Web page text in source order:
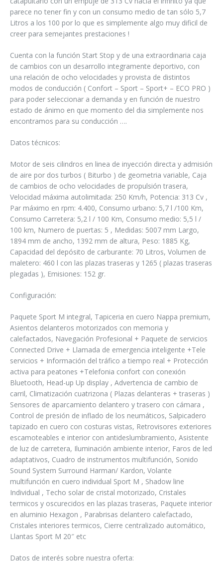
parece no tener fin y con un consumo medio de tan sólo 5,7
Litros a los 100 por lo que es simplemente algo muy dificil de
creer para semejantes prestaciones !
Cuenta con la función Start Stop y de una extraordinaria caja
de cambios con un desarrollo integramente deportivo, con
una relación de ocho velocidades y provista de distintos
modos de conducción ( Confort – Sport – Sport+ – ECO PRO )
para poder seleccionar a demanda y en función de nuestro
estado de ánimo en que momento del dia simplemente nos
encontramos para su conducción ….
Datos técnicos:
Motor de seis cilindros en linea de inyección directa y admisión
de aire por dos turbos ( Biturbo ) de geometria variable, Caja
de cambios de ocho velocidades de propulsión trasera,
Velocidad máxima autolimitada: 250 Km/h, Potencia: 313 Cv ,
Par máximo en rpm: 4.400, Consumo urbano: 5,7 l /100 Km,
Consumo Carretera: 5,2 l / 100 Km, Consumo medio: 5,5 l /
100 km, Numero de puertas: 5 , Medidas: 5007 mm Largo,
1894 mm de ancho, 1392 mm de altura, Peso: 1885 Kg,
Capacidad del depósito de carburante: 70 Litros, Volumen de
maletero: 460 l con las plazas traseras y 1265 ( plazas traseras
plegadas ), Emisiones: 152 gr.
Configuración:
Paquete Sport M integral, Tapiceria en cuero Nappa premium,
Asientos delanteros motorizados con memoria y
calefactados, Navegación Profesional + Paquete de servicios
Connected Drive + Llamada de emergencia inteligente +Tele
servicios + Información del tráfico a tiempo real + Protección
activa para peatones +Telefonia confort con conexión
Bluetooth, Head-up Up display , Advertencia de cambio de
carril, Climatización cuatrizona ( Plazas delanteras + traseras )
Sensores de aparcamiento delantero y trasero con cámara ,
Control de presión de inflado de los neumáticos, Salpicadero
tapizado en cuero con costuras vistas, Retrovisores exteriores
escamoteables e interior con antideslumbramiento, Asistente
de luz de carretera, Iluminación ambiente interior, Faros de led
adaptativos, Cuadro de instrumentos multifunción, Sonido
Sound System Surround Harman/ Kardon, Volante
multifunción en cuero individual Sport M , Shadow line
Individual , Techo solar de cristal motorizado, Cristales
termicos y oscurecidos en las plazas traseras, Paquete interior
en aluminio Hexagon , Parabrisas delantero calefactado,
Cristales interiores termicos, Cierre centralizado automático,
Llantas Sport M 20″ etc
Datos de interés sobre nuestra oferta: